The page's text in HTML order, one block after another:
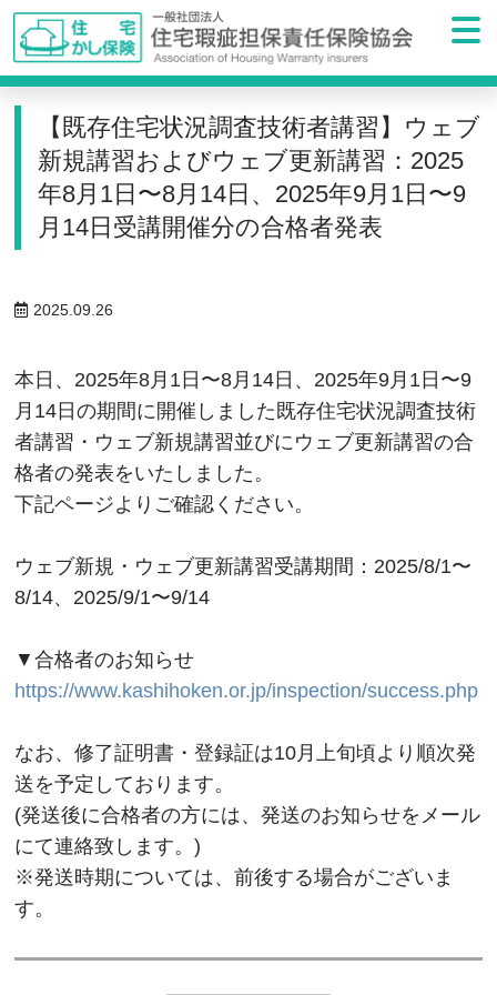
【既存住宅状況調査技術者講習】ウェブ
新規講習およびウェブ更新講習：2025
年8月1日〜8月14日、2025年9月1日〜9
月14日受講開催分の合格者発表
2025.09.26
本日、2025年8月1日〜8月14日、2025年9月1日〜9
月14日の期間に開催しました既存住宅状況調査技術
者講習・ウェブ新規講習並びにウェブ更新講習の合
格者の発表をいたしました。
下記ページよりご確認ください。
ウェブ新規・ウェブ更新講習受講期間：2025/8/1〜
8/14、2025/9/1〜9/14
▼合格者のお知らせ
https://www.kashihoken.or.jp/inspection/success.php
なお、修了証明書・登録証は10月上旬頃より順次発
送を予定しております。
(発送後に合格者の方には、発送のお知らせをメール
にて連絡致します。)
※発送時期については、前後する場合がございま
す。